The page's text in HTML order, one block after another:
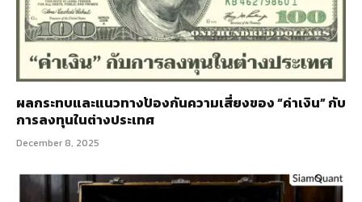
ผลกระทบและแนวทางป้องกันความเสี่ยงของ “ค่าเงิน” กับ
การลงทุนในต่างประเทศ
December 8, 2025